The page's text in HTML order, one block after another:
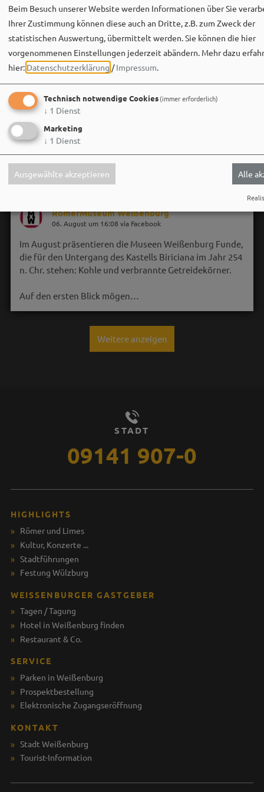
Bei der aktuellen Baumkontrolle wurden massive…
RömerMuseum Weißenburg
06. August um 16:08 via Facebook
Im August präsentieren die Museen Weißenburg Funde,
die für den Untergang des Kastells Biriciana im Jahr 254
n. Chr. stehen: Kohle und verbrannte Getreidekörner.
Auf den ersten Blick mögen…
Weitere anzeigen
STADT
09141 907-0
HIGHLIGHTS
Römer und Limes
Kultur, Konzerte ...
Stadtführungen
Festung Wülzburg
WEISSENBURGER GASTGEBER
Tagen / Tagung
Hotel in Weißenburg finden
Restaurant & Co.
SERVICE
Parken in Weißenburg
Prospektbestellung
Elektronische Zugangseröffnung
KONTAKT
Stadt Weißenburg
Tourist-Information
Beim Besuch unserer Website werden Informationen über Sie
Ihrer Zustimmung können diese auch an Dritte, z.B. zum Zweck der
statistischen Auswertung, übermittelt werden. Sie können die hier
vorgenommenen Einstellungen jederzeit abändern. Mehr dazu
hier: Datenschutzerklärung /Impressum.
Technisch notwendige Cookies(immer erforderlich)
↓ 1 Dienst
Marketing
↓ 1 Dienst
Ausgewählte akzeptieren Alle